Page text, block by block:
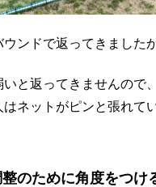
ンドで返ってきました
いと返ってきませんので
ネットがピンと張れて
のために角度をつけ